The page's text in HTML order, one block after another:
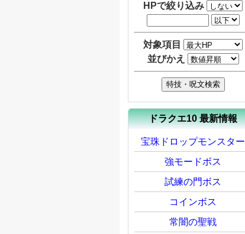
HPで絞り込み
対象項目
並びかえ
ドラクエ10 最新情報
宝珠ドロップモンスター
強モードボス
試練の門ボス
コインボス
常闇の聖戦